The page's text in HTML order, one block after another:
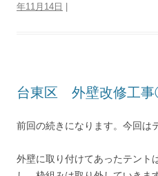
年11月14日
台東区 外壁改修工
前回の続きになります。今回は
外壁に取り付けてあったテント